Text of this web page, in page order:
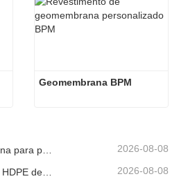
Geomembrana BPM
2026-08-08
Fábrica de revestimento de HDPE de produção rápida 2026-08-08